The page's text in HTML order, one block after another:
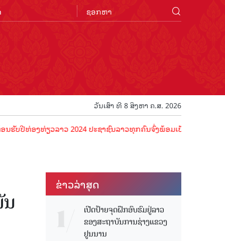
ວັນເສົາ ທີ 8 ສິງຫາ ຄ.ສ. 2026
ອງທ່ຽວລາວ 2024 ປະຊາຊົນລາວທຸກຄົນຈົ່ງພ້ອມເປັນເຈົ້າພາບທີ່ດີ ຕ້ອນ
ຂ່າວ​ລ່າ​ສຸດ
ເປີດປ້າຍຈຸດຝຶກອົບຮົມຢູ່ລາວ
ຂອງສະຖາບັນການຊ່າງແຂວງ
ຢູນນານ